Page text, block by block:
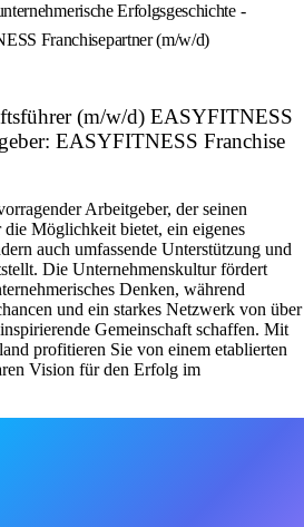
Erfolgsgeschichte -
Franchisepartner (m/w/d)
(m/w/d) EASYFITNESS
EASYFITNESS Franchise
Arbeitgeber, der seinen
Möglichkeit bietet, ein eigenes
auch umfassende Unterstützung und
Die Unternehmenskultur fördert
Denken, während
und ein starkes Netzwerk von über
Gemeinschaft schaffen. Mit
profitieren Sie von einem etablierten
Vision für den Erfolg im